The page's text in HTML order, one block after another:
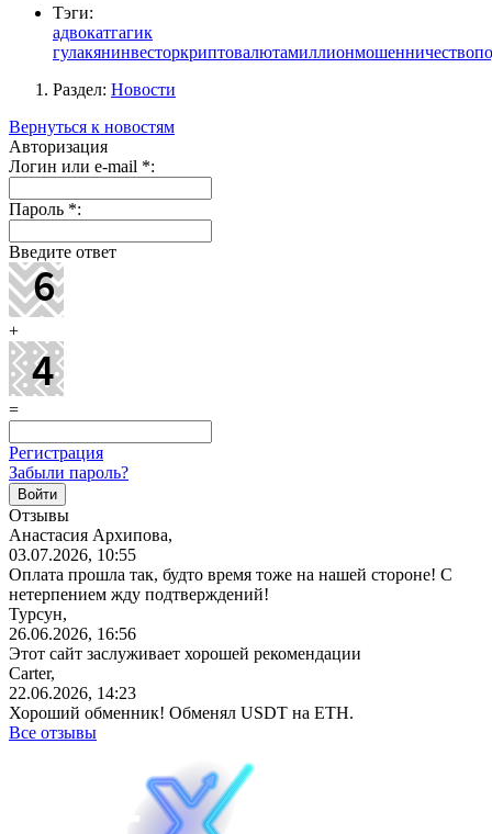
Тэги:
адвокатгагик
гулакянинвесторкриптовалютамиллионмошенничество
Раздел: Новости
Вернуться к новостям
Авторизация
Логин или e-mail *:
Пароль *:
Введите ответ
+
=
Регистрация
Забыли пароль?
Отзывы
Анастасия Архипова,
03.07.2026, 10:55
Оплата прошла так, будто время тоже на нашей стороне! С
нетерпением жду подтверждений!
Турсун,
26.06.2026, 16:56
Этот сайт заслуживает хорошей рекомендации
Carter,
22.06.2026, 14:23
Хороший обменник! Обменял USDT на ETH.
Все отзывы